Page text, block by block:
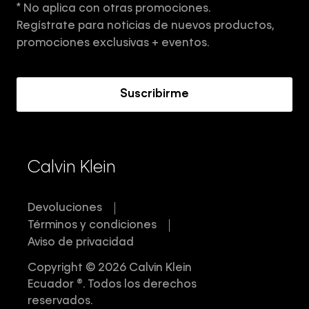
Aviso de privacidad
Términos y Condiciones
* No aplica con otras promociones.
Regístrate para noticias de nuevos productos,
promociones exclusivas + eventos.
Suscribirme
Calvin Klein
Devoluciones
Términos y condiciones
Aviso de privacidad
Copyright © 2026 Calvin Klein
Ecuador ®. Todos los derechos
reservados.